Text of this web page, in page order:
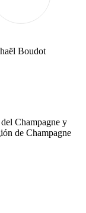
Champagne y
de Champagne